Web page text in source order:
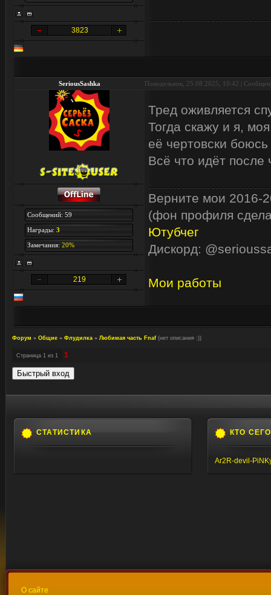
3823
SeriousSashka Понедельник, 25.08.2025, 10:42 |
Сообщений: 59
Награды: 3
Замечания: 20%
219
Тред оживляется
Тогда скажу и я,
её чертовски
Всё что идёт после
Верните мои 2016-
(фон профиля
Ютубчег
Дискорд:
Мои работы
Форум » Общие » Флудилка » Любимая часть Fnaf (нет описания :))
Страница 1 из 1 1
СТАТИСТИКА КТО
Ar2R-devil-
О сайте